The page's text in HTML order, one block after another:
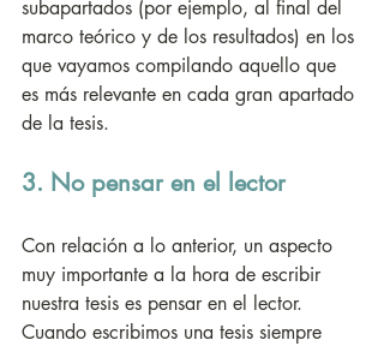
subapartados (por ejemplo, al final del
marco teórico y de los resultados) en los
que vayamos compilando aquello que
es más relevante en cada gran apartado
de la tesis.
3. No pensar en el lector
Con relación a lo anterior, un aspecto
muy importante a la hora de escribir
nuestra tesis es pensar en el lector.
Cuando escribimos una tesis siempre